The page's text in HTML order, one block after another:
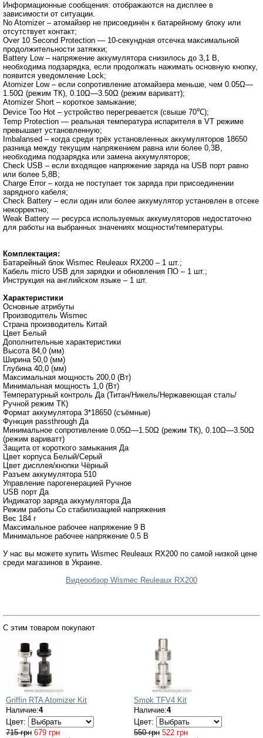
Информационные сообщения: отображаются на дисплее в
зависимости от ситуации.
No Atomizer – атомайзер не присоединён к батарейному блоку или
отсутствует контакт;
Over 10 Second Protection ― 10-секундная отсечка максимальной
продолжительности затяжки;
Battery Low – напряжение аккумулятора снизилось до 3,1 В,
необходима подзарядка, если продолжать нажимать основную кнопку,
появится уведомление Lock;
Atomizer Low – если сопротивление атомайзера меньше, чем 0.05Ω—
1.50Ω (режим ТК), 0.10Ω—3.50Ω (режим вариватт);
Atomizer Short – короткое замыкание;
Device Too Hot – устройство перегревается (свыше 70℃);
Temp Protection ― реальная температура испарителя в VT режиме
превышает установленную;
Imbalansed – когда среди трёх установленных аккумуляторов 18650
разница между текущим напряжением равна или более 0,3В,
необходима подзарядка или замена аккумуляторов;
Check USB – если входящее напряжение заряда на USB порт равно
или более 5,8В;
Charge Error – когда не поступает ток заряда при присоединении
зарядного кабеля;
Check Battery – если один или более аккумулятор установлен в отсеке
некорректно;
Weak Battery ― ресурса используемых аккумуляторов недостаточно
для работы на выбранных значениях мощности/температуры.
Комплектация:
Батарейный блок Wismec Reuleaux RX200 – 1 шт.;
Кабель micro USB для зарядки и обновления ПО – 1 шт.;
Инструкция на английском языке – 1 шт.
Характеристики
Основные атрибуты
Производитель Wismec
Страна производитель Китай
Цвет Белый
Дополнительные характеристики
Высота 84,0 (мм)
Ширина 50,0 (мм)
Глубина 40,0 (мм)
Максимальная мощность 200,0 (Вт)
Минимальная мощность 1,0 (Вт)
Температурный контроль Да (Титан/Никель/Нержавеющая сталь/
Ручной режим ТК)
Формат аккумулятора 3*18650 (съёмные)
Функция passthrough Да
Минимальное сопротивление 0.05Ω—1.50Ω (режим ТК), 0.10Ω—3.50Ω
(режим вариватт)
Защита от короткого замыкания Да
Цвет корпуса Белый/Серый
Цвет дисплея/кнопки Чёрный
Разъем аккумулятора 510
Управление парогенерацией Ручное
USB порт Да
Индикатор заряда аккумулятора Да
Режим работы Со стабилизацией напряжения
Вес 184 г
Максимальное рабочее напряжение 9 В
Минимальное рабочее напряжение 0.5 В
У нас вы можете купить Wismec Reuleaux RX200 по самой низкой цене
среди магазинов в Украине.
Видеообзор Wismec Reuleaux RX200
С этим товаром покупают
Griffin RTA Atomizer Kit
Наличие:4
Цвет:
715 грн 679 грн
Smok TFV4 Kit
Наличие:4
Цвет:
550 грн 522 грн